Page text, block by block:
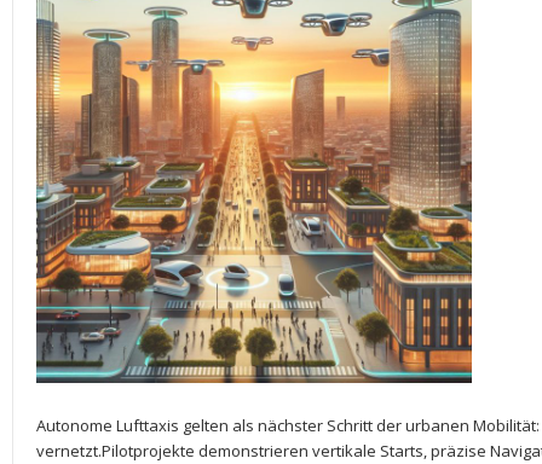
Autonome Lufttaxis gelten als nächster Schritt der urbanen Mobilität:
vernetzt.Pilotprojekte demonstrieren vertikale Starts, präzise